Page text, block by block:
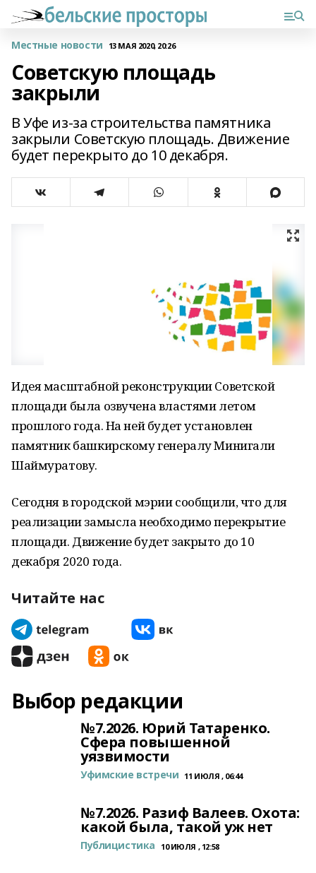
Местные новости 13 МАЯ 2020, 20:26
Советскую площадь
закрыли
В Уфе из-за строительства памятника
закрыли Советскую площадь. Движение
будет перекрыто до 10 декабря.
Идея масштабной реконструкции Советской
площади была озвучена властями летом
прошлого года. На ней будет установлен
памятник башкирскому генералу Минигали
Шаймуратову.
Сегодня в городской мэрии сообщили, что для
реализации замысла необходимо перекрытие
площади. Движение будет закрыто до 10
декабря 2020 года.
Читайте нас
Выбор редакции
№7.2026. Юрий Татаренко.
Сфера повышенной
уязвимости
Уфимские встречи 11 ИЮЛЯ , 06:44
№7.2026. Разиф Валеев. Охота:
какой была, такой уж нет
Публицистика 10 ИЮЛЯ , 12:58